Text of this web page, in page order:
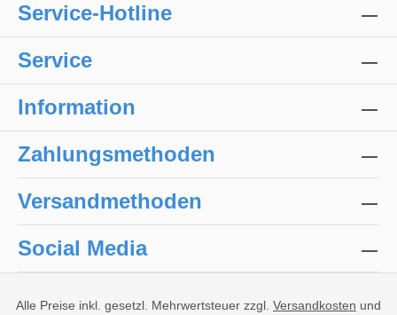
Service-Hotline
Service
Information
Zahlungsmethoden
Versandmethoden
Social Media
Alle Preise inkl. gesetzl. Mehrwertsteuer zzgl. Versandkosten und